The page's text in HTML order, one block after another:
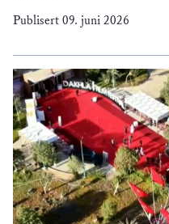
Publisert 09. juni 2026